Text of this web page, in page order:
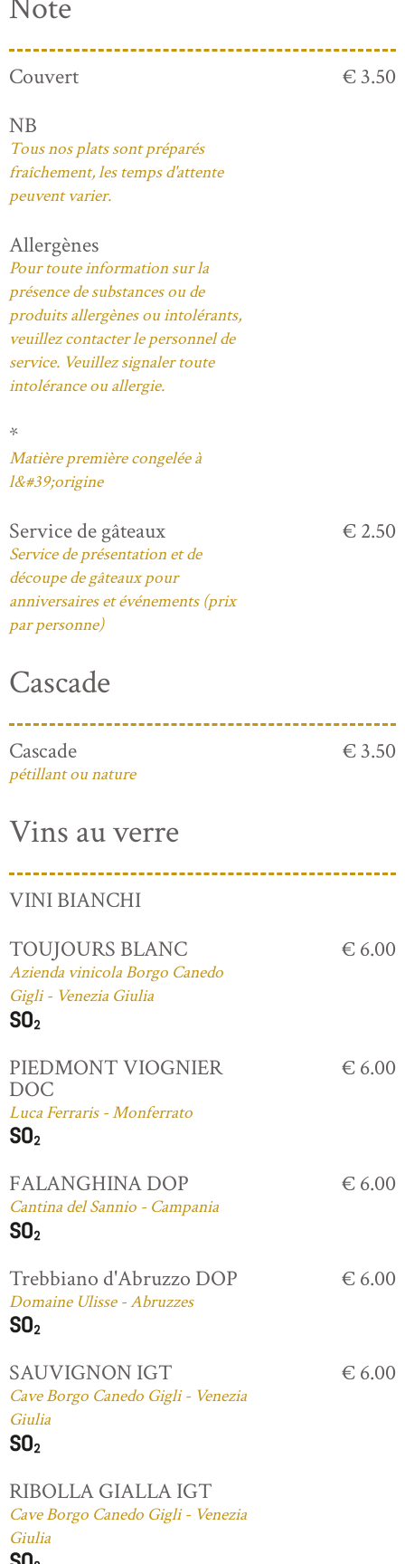
Note
Couvert
€ 3.50
NB
Tous nos plats sont préparés
fraîchement, les temps d'attente
peuvent varier.
Allergènes
Pour toute information sur la
présence de substances ou de
produits allergènes ou intolérants,
veuillez contacter le personnel de
service. Veuillez signaler toute
intolérance ou allergie.
*
Matière première congelée à
l&#39;origine
Service de gâteaux
Service de présentation et de
découpe de gâteaux pour
anniversaires et événements (prix
par personne)
€ 2.50
Cascade
Cascade
pétillant ou nature
€ 3.50
Vins au verre
VINI BIANCHI
TOUJOURS BLANC
Azienda vinicola Borgo Canedo
Gigli - Venezia Giulia
€ 6.00
PIEDMONT VIOGNIER
DOC
Luca Ferraris - Monferrato
€ 6.00
FALANGHINA DOP
Cantina del Sannio - Campania
€ 6.00
Trebbiano d'Abruzzo DOP
Domaine Ulisse - Abruzzes
€ 6.00
SAUVIGNON IGT
Cave Borgo Canedo Gigli - Venezia
Giulia
€ 6.00
RIBOLLA GIALLA IGT
Cave Borgo Canedo Gigli - Venezia
Giulia